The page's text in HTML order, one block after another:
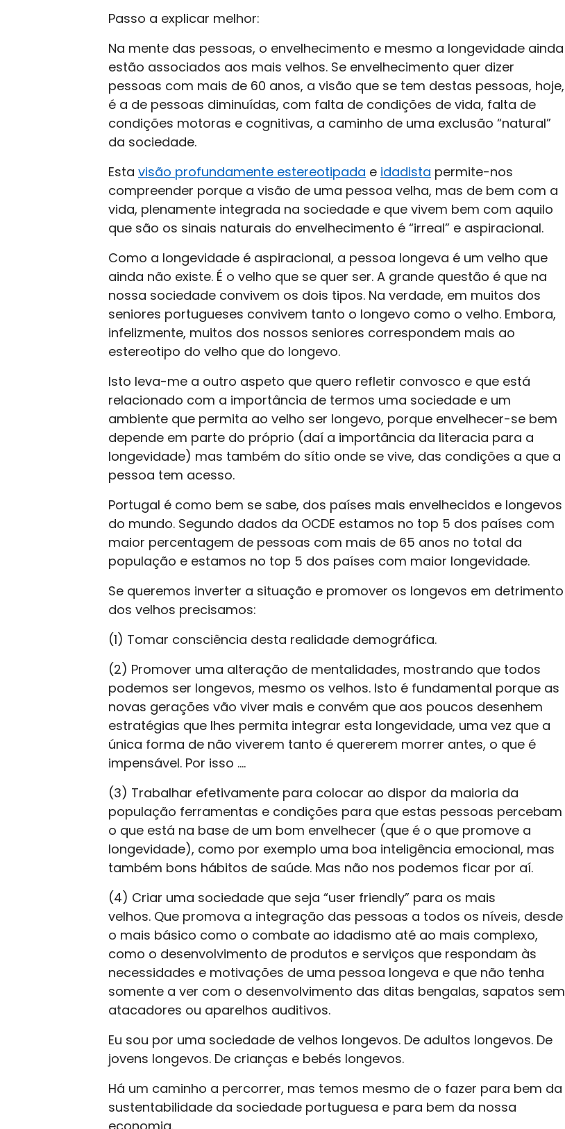
Passo a explicar melhor:
Na mente das pessoas, o envelhecimento e mesmo a longevidade ainda
estão associados aos mais velhos. Se envelhecimento quer dizer
pessoas com mais de 60 anos, a visão que se tem destas pessoas, hoje,
é a de pessoas diminuídas, com falta de condições de vida, falta de
condições motoras e cognitivas, a caminho de uma exclusão “natural”
da sociedade.
Esta visão profundamente estereotipada e idadista permite-nos
compreender porque a visão de uma pessoa velha, mas de bem com a
vida, plenamente integrada na sociedade e que vivem bem com aquilo
que são os sinais naturais do envelhecimento é “irreal” e aspiracional.
Como a longevidade é aspiracional, a pessoa longeva é um velho que
ainda não existe. É o velho que se quer ser. A grande questão é que na
nossa sociedade convivem os dois tipos. Na verdade, em muitos dos
seniores portugueses convivem tanto o longevo como o velho. Embora,
infelizmente, muitos dos nossos seniores correspondem mais ao
estereotipo do velho que do longevo.
Isto leva-me a outro aspeto que quero refletir convosco e que está
relacionado com a importância de termos uma sociedade e um
ambiente que permita ao velho ser longevo, porque envelhecer-se bem
depende em parte do próprio (daí a importância da literacia para a
longevidade) mas também do sítio onde se vive, das condições a que a
pessoa tem acesso.
Portugal é como bem se sabe, dos países mais envelhecidos e longevos
do mundo. Segundo dados da OCDE estamos no top 5 dos países com
maior percentagem de pessoas com mais de 65 anos no total da
população e estamos no top 5 dos países com maior longevidade.
Se queremos inverter a situação e promover os longevos em detrimento
dos velhos precisamos:
(1) Tomar consciência desta realidade demográfica.
(2) Promover uma alteração de mentalidades, mostrando que todos
podemos ser longevos, mesmo os velhos. Isto é fundamental porque as
novas gerações vão viver mais e convém que aos poucos desenhem
estratégias que lhes permita integrar esta longevidade, uma vez que a
única forma de não viverem tanto é quererem morrer antes, o que é
impensável. Por isso ….
(3) Trabalhar efetivamente para colocar ao dispor da maioria da
população ferramentas e condições para que estas pessoas percebam
o que está na base de um bom envelhecer (que é o que promove a
longevidade), como por exemplo uma boa inteligência emocional, mas
também bons hábitos de saúde. Mas não nos podemos ficar por aí.
(4) Criar uma sociedade que seja “user friendly” para os mais
velhos. Que promova a integração das pessoas a todos os níveis, desde
o mais básico como o combate ao idadismo até ao mais complexo,
como o desenvolvimento de produtos e serviços que respondam às
necessidades e motivações de uma pessoa longeva e que não tenha
somente a ver com o desenvolvimento das ditas bengalas, sapatos sem
atacadores ou aparelhos auditivos.
Eu sou por uma sociedade de velhos longevos. De adultos longevos. De
jovens longevos. De crianças e bebés longevos.
Há um caminho a percorrer, mas temos mesmo de o fazer para bem da
sustentabilidade da sociedade portuguesa e para bem da nossa